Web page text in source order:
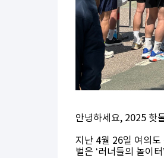
안녕하세요, 2025 핫
지난 4월 26일 여의도
벌은 ‘러너들의 놀이